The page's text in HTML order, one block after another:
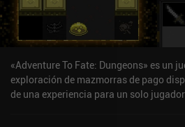
«Adventure To Fate: Dungeons» es un
exploración de mazmorras de pago
de una experiencia para un solo